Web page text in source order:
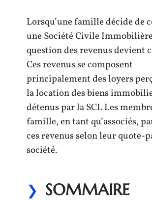
Lorsqu’une famille décide de
une Société Civile
question des revenus devient
Ces revenus se composent
principalement des loyers
la location des biens
détenus par la SCI. Les
famille, en tant qu’associés,
ces revenus selon leur quote-
société.
SOMMAIRE